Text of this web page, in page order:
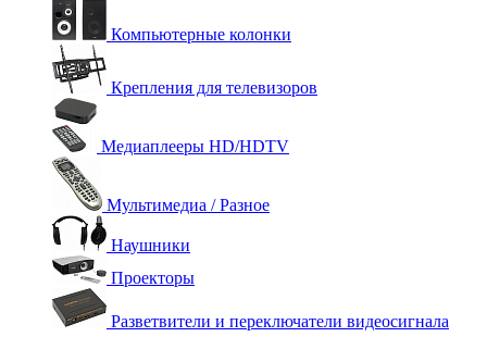
Компьютерные колонки
Крепления для телевизоров
Медиаплееры HD/HDTV
Мультимедиа / Разное
Наушники
Проекторы
Разветвители и переключатели видеосигнала